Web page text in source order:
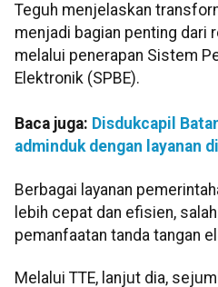
Teguh menjelaskan
menjadi bagian penting dari
melalui penerapan Sistem
Elektronik (SPBE).
Baca juga: Disdukcapil
adminduk dengan layanan
Berbagai layanan
lebih cepat dan efisien,
pemanfaatan tanda tangan
Melalui TTE, lanjut dia,